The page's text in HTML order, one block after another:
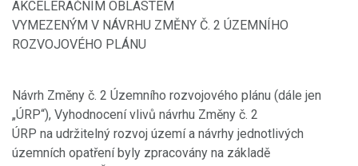
AKCELERAČNÍM OBLASTEM
VYMEZENÝM V NÁVRHU ZMĚNY Č. 2 ÚZEMNÍHO
ROZVOJOVÉHO PLÁNU
Návrh Změny č. 2 Územního rozvojového plánu (dále jen
„ÚRP“), Vyhodnocení vlivů návrhu Změny č. 2
ÚRP na udržitelný rozvoj území a návrhy jednotlivých
územních opatření byly zpracovány na základě